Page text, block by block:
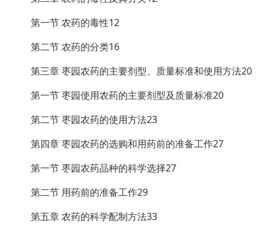
第一节 农药的毒性12
第二节 农药的分类16
第三章 枣园农药的主要剂型、质量标准和使用方法20
第一节 枣园使用农药的主要剂型及质量标准20
第二节 枣园农药的使用方法23
第四章 枣园农药的选购和用药前的准备工作27
第一节 枣园农药品种的科学选择27
第二节 用药前的准备工作29
第五章 农药的科学配制方法33